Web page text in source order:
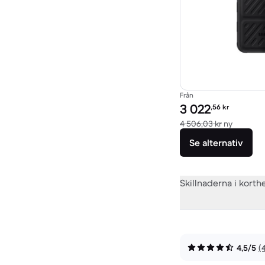
Från
Pris för
3 022,56 kr
4 506,03 kr nyJämfört
Se alternativ
Skillnaderna i
4,5/5